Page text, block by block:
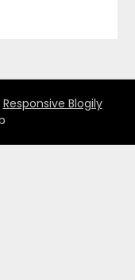
Responsive Blogily